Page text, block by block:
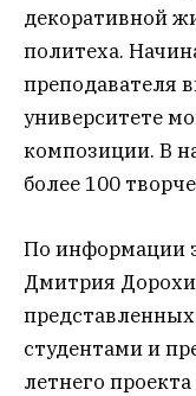
декоративной
политеха.
преподавателя
университете
композиции. В
более 100
По информации
Дмитрия
студентами и
летнего